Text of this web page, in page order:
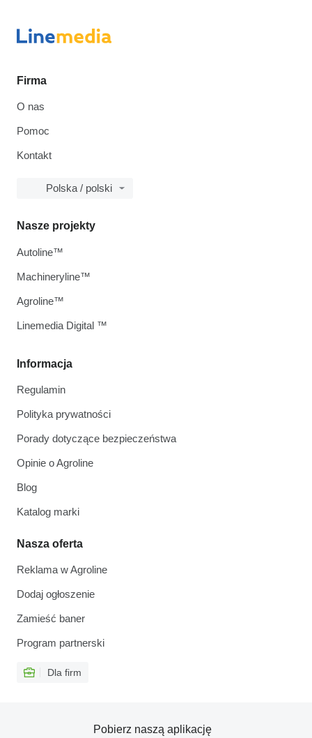
Firma
O nas
Pomoc
Kontakt
Polska / polski
Informacja
Regulamin
Polityka prywatności
Porady dotyczące bezpieczeństwa
Opinie o Agroline
Blog
Katalog marki
Nasza oferta
Reklama w Agroline
Dodaj ogłoszenie
Zamieść baner
Program partnerski
Dla firm
Nasze projekty
Autoline™
Machineryline™
Agroline™
Linemedia Digital ™
Pobierz naszą aplikację